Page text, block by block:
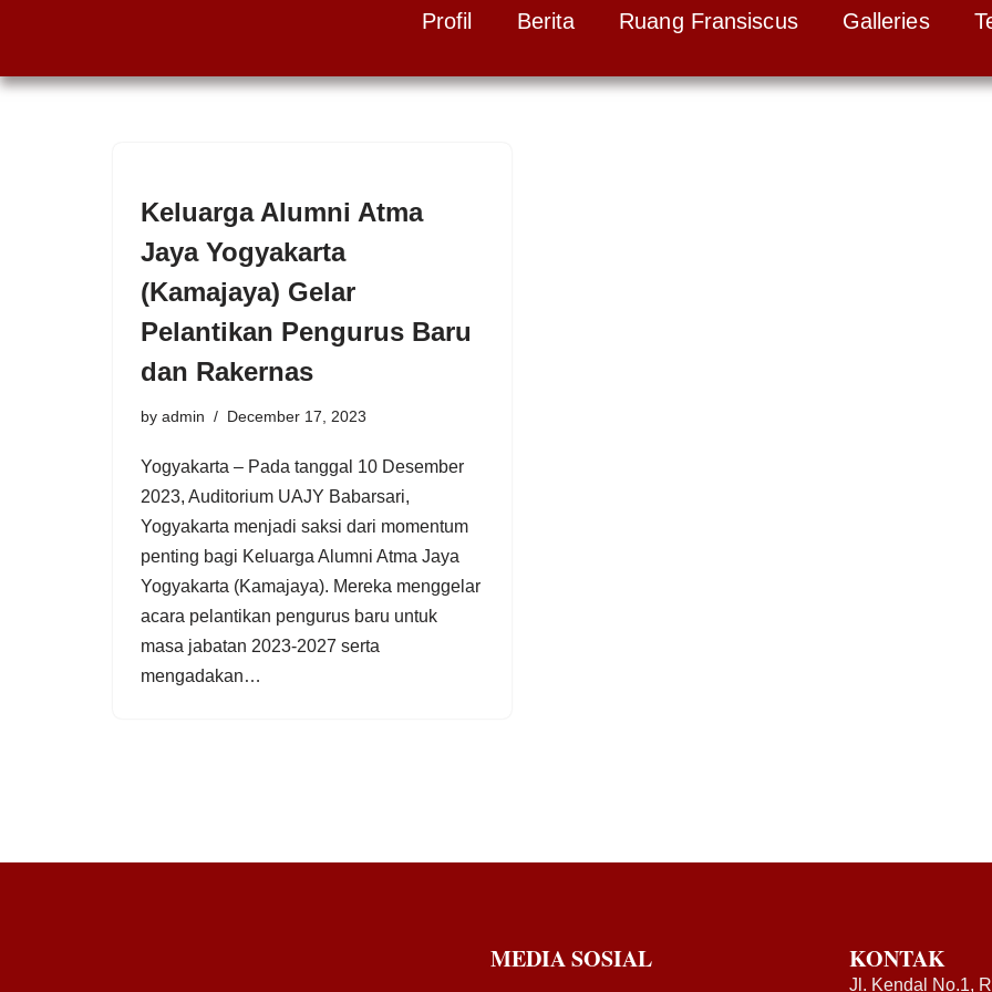
to
Profil Berita Ruang Fransiscus Galleries
Keluarga Alumni Atma
Jaya Yogyakarta
(Kamajaya) Gelar
Pelantikan Pengurus Baru
dan Rakernas
by admin December 17, 2023
Yogyakarta – Pada tanggal 10 Desember
2023, Auditorium UAJY Babarsari,
Yogyakarta menjadi saksi dari momentum
penting bagi Keluarga Alumni Atma Jaya
Yogyakarta (Kamajaya). Mereka menggelar
acara pelantikan pengurus baru untuk
masa jabatan 2023-2027 serta
mengadakan…
MEDIA SOSIAL KONTAK
Jl. Kendal No.1,